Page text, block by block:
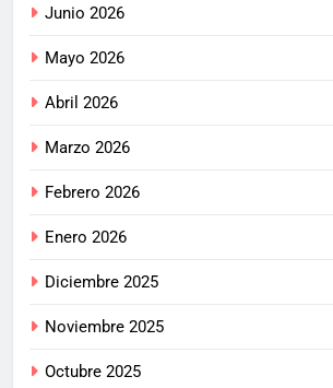
Junio 2026
Mayo 2026
Abril 2026
Marzo 2026
Febrero 2026
Enero 2026
Diciembre 2025
Noviembre 2025
Octubre 2025